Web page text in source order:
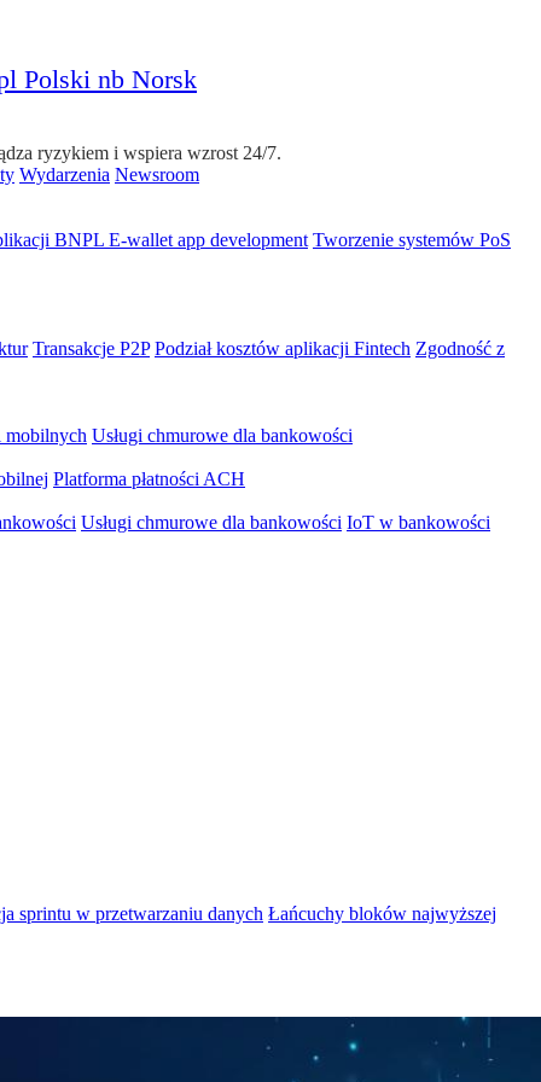
Polski nb Norsk
ryzykiem i wspiera wzrost 24/7.
Wydarzenia Newsroom
BNPL E-wallet app development Tworzenie systemów PoS
Transakcje P2P Podział kosztów aplikacji Fintech Zgodność z
mobilnych Usługi chmurowe dla bankowości
Platforma płatności ACH
Usługi chmurowe dla bankowości IoT w bankowości
sprintu w przetwarzaniu danych Łańcuchy bloków najwyższej